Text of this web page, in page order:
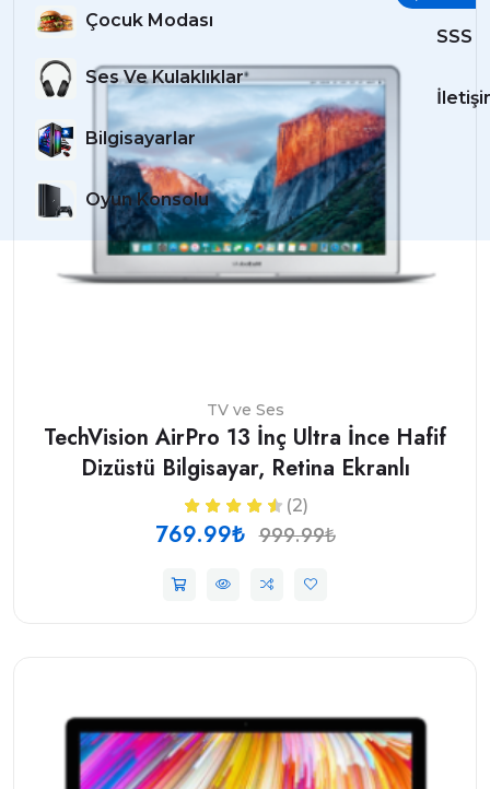
Çocuk Modası
Ses Ve Kulaklıklar
Bilgisayarlar
Oyun Konsolu
SSS
TV ve Ses
TechVision AirPro 13 İnç Ultra İnce Hafif
Dizüstü Bilgisayar, Retina Ekranlı
(2)
769.99₺ 999.99₺